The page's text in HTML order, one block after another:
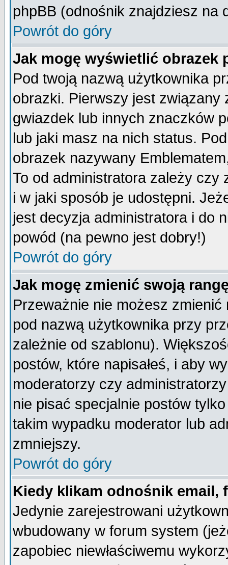
phpBB (odnośnik znajdziesz na
Powrót do góry
Jak mogę wyświetlić obrazek
Pod twoją nazwą użytkownika
obrazki. Pierwszy jest
gwiazdek lub innych znaczków
lub jaki masz na nich status.
obrazek nazywany
To od administratora zależy czy
i w jaki sposób je udostępni.
jest decyzja administratora i do
powód (na pewno jest dobry!)
Powrót do góry
Jak mogę zmienić swoją
Przeważnie nie możesz
pod nazwą użytkownika przy
zależnie od szablonu).
postów, które napisałeś, i aby
moderatorzy czy
nie pisać specjalnie postów
takim wypadku moderator lub
zmniejszy.
Powrót do góry
Kiedy klikam odnośnik email,
Jedynie zarejestrowani
wbudowany w forum system
zapobiec niewłaściwemu